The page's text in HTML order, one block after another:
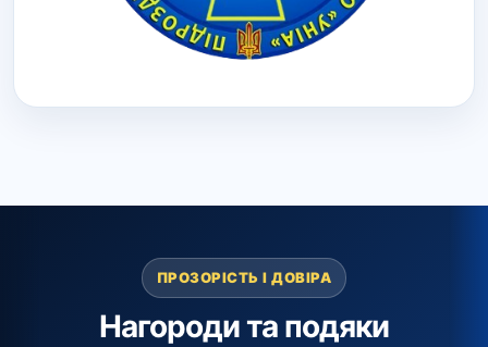
ПРОЗОРІСТЬ І ДОВІРА
Нагороди та подяки